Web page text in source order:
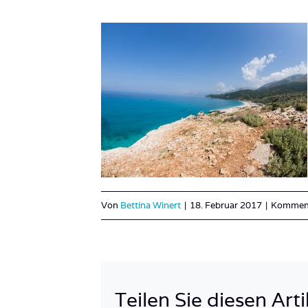
Von Bettina Winert | 18. Februar 2017 |
Teilen Sie diesen